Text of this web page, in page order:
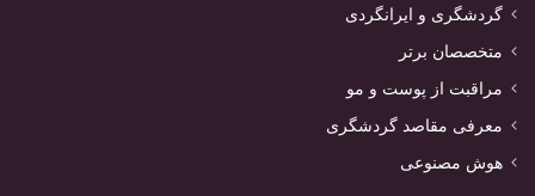
گردشگری و ایرانگردی
متخصصان برتر
مراقبت از پوست و مو
معرفی مقاصد گردشگری
هوش مصنوعی